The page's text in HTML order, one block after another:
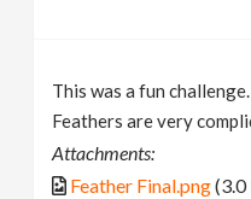
This was a fun challenge.
Feathers are very
Attachments:
Feather Final.png